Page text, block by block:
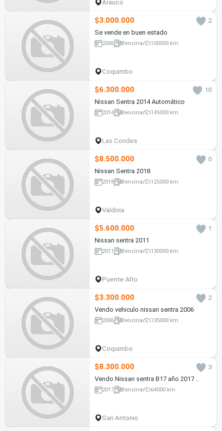
Arauco
$3.000.000
2
Se vende en buen estado
2006 Bencina 100000 km
Coquimbo
$6.300.000
10
Nissan Sentra 2014 Automático
2014 Bencina 145000 km
Las Condes
$8.500.000
0
Nissan Sentra 2018
2018 Bencina 125000 km
Valdivia
$5.600.000
1
Nissan sentra 2011
2011 Bencina 130000 km
Puente Alto
$3.300.000
2
Vendo vehiculo nissan sentra 2006
2006 Bencina 135000 km
Coquimbo
$8.300.000
3
Vendo Nissan sentra B17 año 2017 ..
2017 Bencina 64000 km
San Antonio